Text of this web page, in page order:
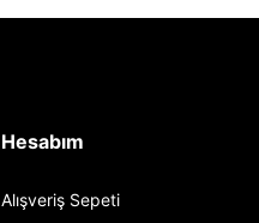
Hesabım
Alışveriş Sepeti